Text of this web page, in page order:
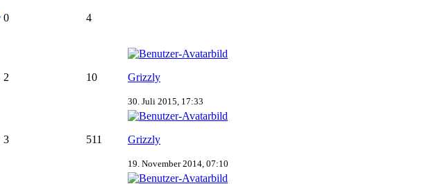
0 4
2 10 Grizzly
30. Juli 2015, 17:33
3 511 Grizzly
19. November 2014, 07:10